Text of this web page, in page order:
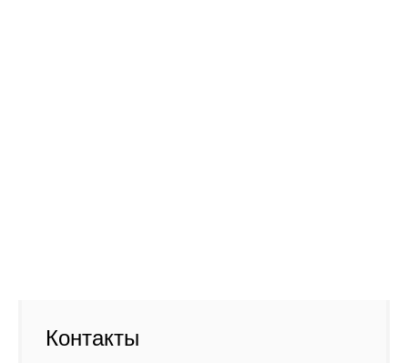
Контакты